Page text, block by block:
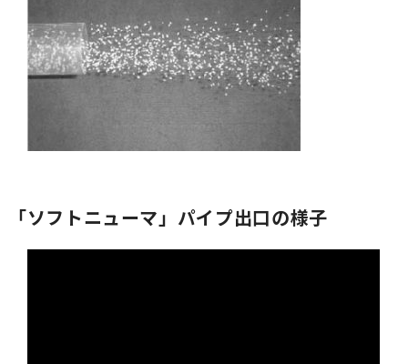
「ソフトニューマ」パイプ出口の様子